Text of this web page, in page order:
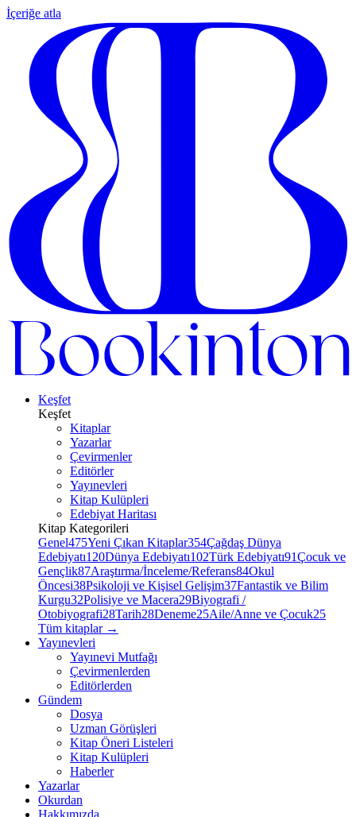
İçeriğe atla
Keşfet
Keşfet
Kitaplar
Yazarlar
Çevirmenler
Editörler
Yayınevleri
Kitap Kulüpleri
Edebiyat Haritası
Kitap Kategorileri
Genel475Yeni Çıkan Kitaplar354Çağdaş Dünya
Edebiyatı120Dünya Edebiyatı102Türk Edebiyatı91Çocuk ve
Gençlik87Araştırma/İnceleme/Referans84Okul
Öncesi38Psikoloji ve Kişisel Gelişim37Fantastik ve Bilim
Kurgu32Polisiye ve Macera29Biyografi /
Otobiyografi28Tarih28Deneme25Aile/Anne ve Çocuk25
Tüm kitaplar →
Yayınevleri
Yayınevi Mutfağı
Çevirmenlerden
Editörlerden
Gündem
Dosya
Uzman Görüşleri
Kitap Öneri Listeleri
Kitap Kulüpleri
Haberler
Yazarlar
Okurdan
Hakkımızda